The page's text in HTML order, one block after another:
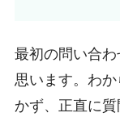
最初の問い合
思います。わ
かず、正直に質